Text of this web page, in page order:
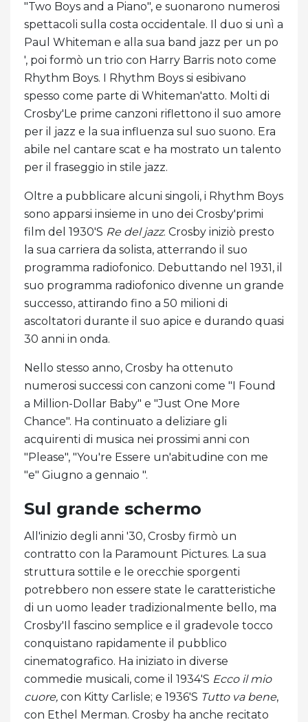
"Two Boys and a Piano", e suonarono numerosi
spettacoli sulla costa occidentale. Il duo si unì a
Paul Whiteman e alla sua band jazz per un po
', poi formò un trio con Harry Barris noto come
Rhythm Boys. I Rhythm Boys si esibivano
spesso come parte di Whiteman'atto. Molti di
Crosby'Le prime canzoni riflettono il suo amore
per il jazz e la sua influenza sul suo suono. Era
abile nel cantare scat e ha mostrato un talento
per il fraseggio in stile jazz.
Oltre a pubblicare alcuni singoli, i Rhythm Boys
sono apparsi insieme in uno dei Crosby'primi
film del 1930'S Re del jazz. Crosby iniziò presto
la sua carriera da solista, atterrando il suo
programma radiofonico. Debuttando nel 1931, il
suo programma radiofonico divenne un grande
successo, attirando fino a 50 milioni di
ascoltatori durante il suo apice e durando quasi
30 anni in onda.
Nello stesso anno, Crosby ha ottenuto
numerosi successi con canzoni come "I Found
a Million-Dollar Baby" e "Just One More
Chance". Ha continuato a deliziare gli
acquirenti di musica nei prossimi anni con
"Please", "You're Essere un'abitudine con me
"e" Giugno a gennaio ".
Sul grande schermo
All'inizio degli anni '30, Crosby firmò un
contratto con la Paramount Pictures. La sua
struttura sottile e le orecchie sporgenti
potrebbero non essere state le caratteristiche
di un uomo leader tradizionalmente bello, ma
Crosby'Il fascino semplice e il gradevole tocco
conquistano rapidamente il pubblico
cinematografico. Ha iniziato in diverse
commedie musicali, come il 1934'S Ecco il mio
cuore, con Kitty Carlisle; e 1936'S Tutto va bene,
con Ethel Merman. Crosby ha anche recitato